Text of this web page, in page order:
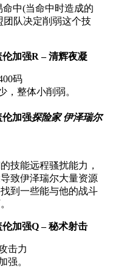
中(当命中时造成的
团队决定削弱这个技
R – 清辉夜凝
码
，整体小削弱。
探险家 伊泽瑞尔
能远程骚扰能力，
致伊泽瑞尔大量资源
到一些能与他的战斗
Q – 秘术射击
击力
强。